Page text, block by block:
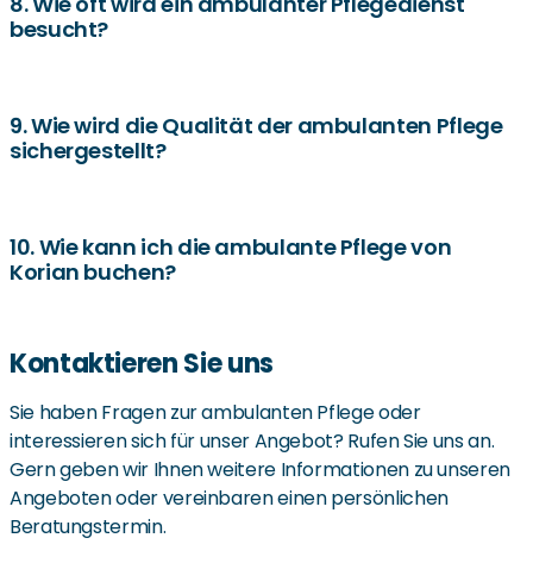
den Pflegebedürftigen oder deren Angehörigen
besucht?
Pflegebedarf ab und kann flexibel angepasst werden.
9. Wie wird die Qualität der ambulanten Pflege
sichergestellt?
regelmäßige Qualitätskontrollen, um eine hohe
Pflegequalität zu gewährleisten.
10. Wie kann ich die ambulante Pflege von
Korian buchen?
oder telefonisch anmelden, um die passenden Leistungen
Kontaktieren Sie uns
Sie haben Fragen zur ambulanten Pflege oder
interessieren sich für unser Angebot? Rufen Sie uns an.
Gern geben wir Ihnen weitere Informationen zu unseren
Angeboten oder vereinbaren einen persönlichen
Beratungstermin.